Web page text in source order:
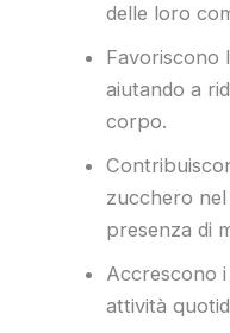
delle loro
Favoriscono
aiutando a
corpo.
zucchero
presenza di
Accrescono
attività